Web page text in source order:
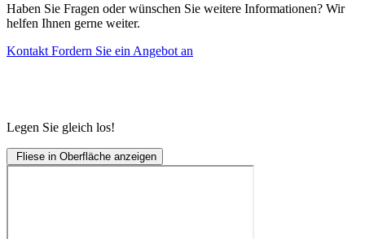
Haben Sie Fragen oder wünschen Sie weitere Informationen? Wir
helfen Ihnen gerne weiter.
Kontakt Fordern Sie ein Angebot an
Legen Sie gleich los!
Fliese in Oberfläche anzeigen